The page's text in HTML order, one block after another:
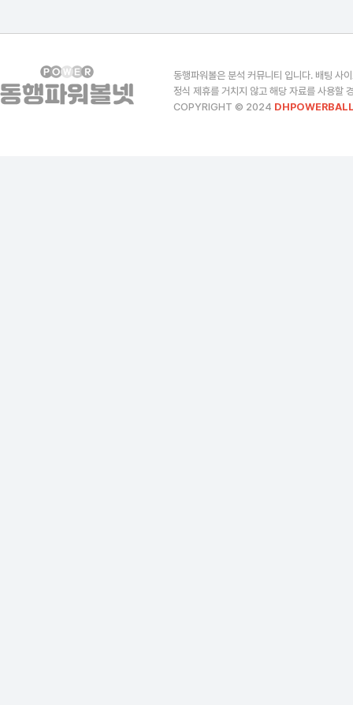
동행파워볼은 분석 커뮤니티 입니다. 배팅 사
정식 제휴를 거치지 않고 해당 자료를 사용할
COPYRIGHT © 2024